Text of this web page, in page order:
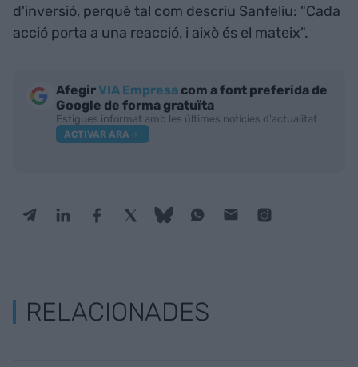
d'inversió, perquè tal com descriu Sanfeliu: "Cada
acció porta a una reacció, i això és el mateix".
AfegirVIA Empresa com a font preferida de
Google de forma gratuïta
Estigues informat amb les últimes notícies d'actualitat
ACTIVAR ARA
RELACIONADES